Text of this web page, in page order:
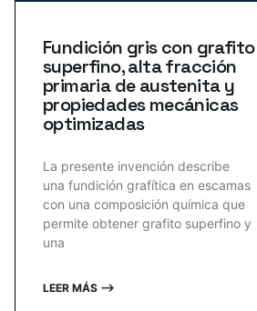
Fundición gris con grafito
superfino, alta fracción
primaria de austenita y
propiedades mecánicas
optimizadas
La presente invención describe
una fundición grafítica en escamas
con una composición química que
permite obtener grafito superfino y
una
LEER MÁS ⟶